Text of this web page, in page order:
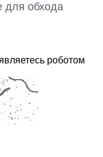
для обхода
роботом